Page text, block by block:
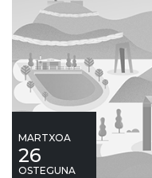
MARTXOA
26
OSTEGUNA